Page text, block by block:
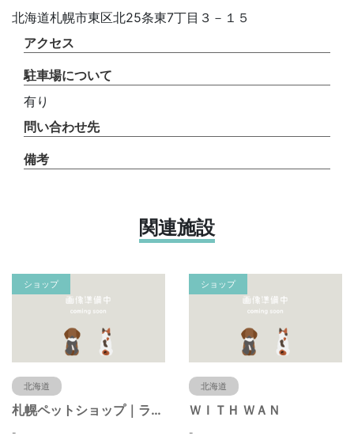
北海道札幌市東区北25条東7丁目３－１５
アクセス
駐車場について
有り
問い合わせ先
備考
関連施設
ショップ
北海道
札幌ペットショップ｜ラブワンコ（LOVEWANCO）
-
ショップ
北海道
ＷＩＴＨ ＷＡＮ
-